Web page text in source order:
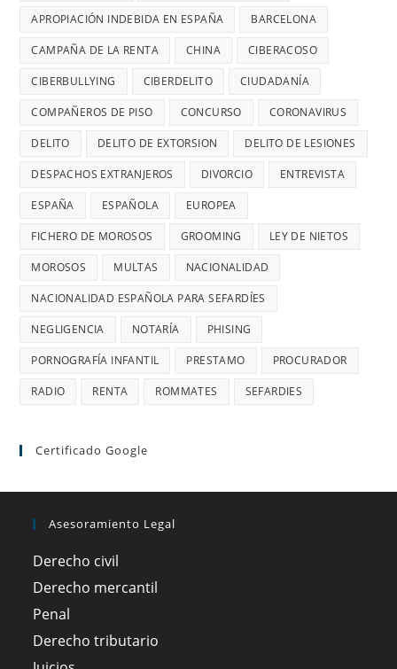
APROPIACIÓN INDEBIDA EN ESPAÑA BARCELONA
CAMPAÑA DE LA RENTA CHINA CIBERACOSO
CIBERBULLYING CIBERDELITO CIUDADANÍA
COMPAÑEROS DE PISO CONCURSO CORONAVIRUS
DELITO DELITO DE EXTORSION DELITO DE LESIONES
DESPACHOS EXTRANJEROS DIVORCIO ENTREVISTA
ESPAÑA ESPAÑOLA EUROPEA
FICHERO DE MOROSOS GROOMING LEY DE NIETOS
MOROSOS MULTAS NACIONALIDAD
NACIONALIDAD ESPAÑOLA PARA SEFARDÍES
NEGLIGENCIA NOTARÍA PHISING
PORNOGRAFÍA INFANTIL PRESTAMO PROCURADOR
RADIO RENTA ROMMATES SEFARDIES
Certificado Google
Asesoramiento Legal
Derecho civil
Derecho mercantil
Penal
Derecho tributario